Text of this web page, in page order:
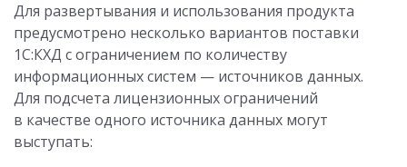
Для развертывания и использования продукта
предусмотрено несколько вариантов поставки
1С:КХД с ограничением по количеству
информационных систем — источников данных.
Для подсчета лицензионных ограничений
в качестве одного источника данных могут
выступать: